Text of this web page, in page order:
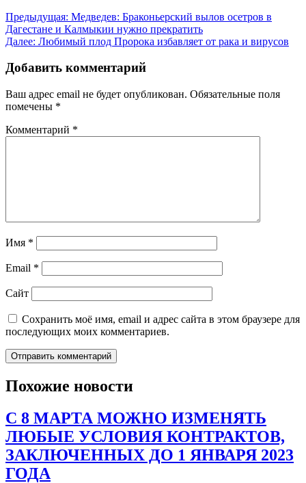
Навигация
по
Предыдущая: Медведев: Браконьерский вылов осетров в
Дагестане и Калмыкии нужно прекратить
Далее: Любимый плод Пророка избавляет от рака и вирусов
Добавить комментарий
Ваш адрес email не будет опубликован. Обязательные поля
помечены *
Комментарий *
Имя *
Email *
Сайт
Сохранить моё имя, email и адрес сайта в этом браузере для
последующих моих комментариев.
Похожие новости
С 8 МАРТА МОЖНО ИЗМЕНЯТЬ
ЛЮБЫЕ УСЛОВИЯ КОНТРАКТОВ,
ЗАКЛЮЧЕННЫХ ДО 1 ЯНВАРЯ 2023
ГОДА